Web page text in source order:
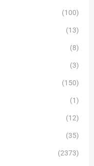
(100)
(13)
(8)
(3)
(150)
(1)
(12)
(35)
(2373)